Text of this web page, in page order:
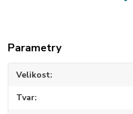
Parametry
Velikost
Tvar